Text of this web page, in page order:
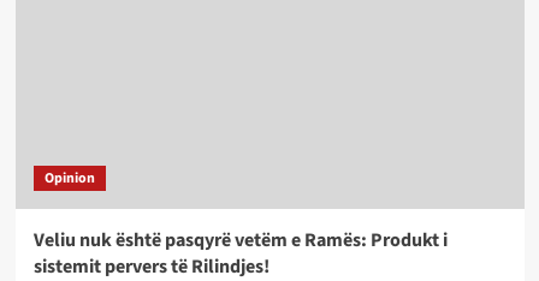
Opinion
Veliu nuk është pasqyrë vetëm e Ramës: Produkt i
sistemit pervers të Rilindjes!